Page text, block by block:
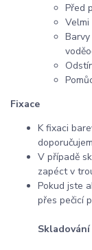
Před
Velmi
Fixace
K fixaci
V případě
zapéct v
Pokud jste
přes pečicí